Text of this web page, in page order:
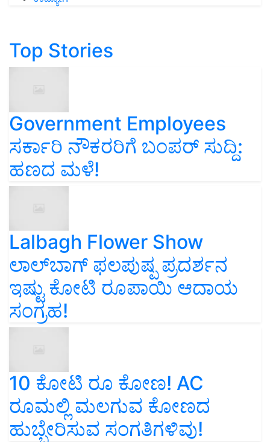
Top Stories
Government Employees
ಸರ್ಕಾರಿ ನೌಕರರಿಗೆ ಬಂಪರ್‌ ಸುದ್ದಿ:
ಹಣದ ಮಳೆ!
Lalbagh Flower Show
ಲಾಲ್‌ಬಾಗ್ ಫಲಪುಷ್ಪ ಪ್ರದರ್ಶನ
ಇಷ್ಟು ಕೋಟಿ ರೂಪಾಯಿ ಆದಾಯ
ಸಂಗ್ರಹ!
10 ಕೋಟಿ ರೂ ಕೋಣ! AC
ರೂಮಲ್ಲಿ ಮಲಗುವ ಕೋಣದ
ಹುಬ್ಬೇರಿಸುವ ಸಂಗತಿಗಳಿವು!